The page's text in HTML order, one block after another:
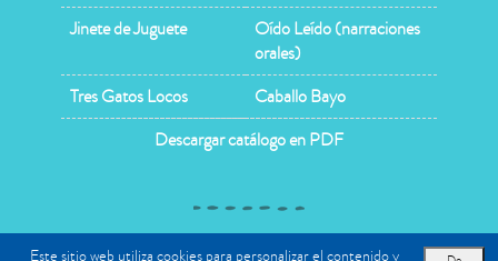
Jinete de Juguete
Oído Leído (narraciones
orales)
Tres Gatos Locos
Caballo Bayo
Descargar catálogo en PDF
Copyright © 2026 Abran Cancha |Términos y condiciones|
Este sitio web utiliza cookies para personalizar el contenido y